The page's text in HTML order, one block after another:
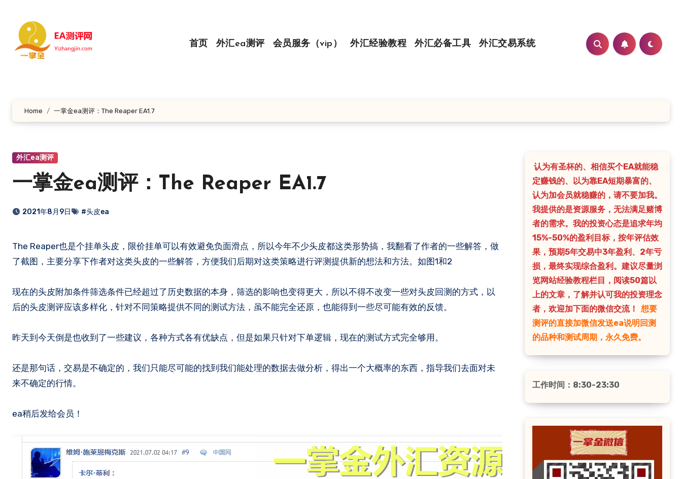
首页 外汇ea测评 会员服务（vip） 外汇经验教程 外汇必备工具 外汇交易系统
Home 一掌金ea测评：The Reaper EA1.7
外汇ea测评
一掌金ea测评：The Reaper EA1.7
2021年8月9日 #头皮ea
The Reaper也是个挂单头皮，限价挂单可以有效避免负面滑点，所以今年不少头皮都这类形势搞，我翻看了作者的一些解答，做
了截图，主要分享下作者对这类头皮的一些解答，方便我们后期对这类策略进行评测提供新的想法和方法。如图1和2
现在的头皮附加条件筛选条件已经超过了历史数据的本身，筛选的影响也变得更大，所以不得不改变一些对头皮回测的方式，以
后的头皮测评应该多样化，针对不同策略提供不同的测试方法，虽不能完全还原，也能得到一些尽可能有效的反馈。
昨天到今天倒是也收到了一些建议，各种方式各有优缺点，但是如果只针对下单逻辑，现在的测试方式完全够用。
还是那句话，交易是不确定的，我们只能尽可能的找到我们能处理的数据去做分析，得出一个大概率的东西，指导我们去面对未
来不确定的行情。
ea稍后发给会员！
认为有圣杯的、相信买个EA就能稳
定赚钱的、以为靠EA短期暴富的、
认为加会员就稳赚的，请不要加我。
我提供的是资源服务，无法满足赌博
者的需求。我的投资心态是追求年均
15%-50%的盈利目标，按年评估效
果，预期5年交易中3年盈利、2年亏
损，最终实现综合盈利。建议尽量浏
览网站经验教程栏目，阅读50篇以
上的文章，了解并认可我的投资理念
者，欢迎加下面的微信交流！
想要
测评的直接加微信发送ea说明回测
的品种和测试周期，永久免费。
工作时间：8:30-23:30